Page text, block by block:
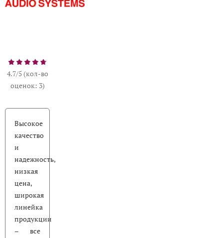
4.7/5 (кол-во
оценок: 3)
Высокое
качество
и
надежность,
низкая
цена,
широкая
линейка
продукции
– все